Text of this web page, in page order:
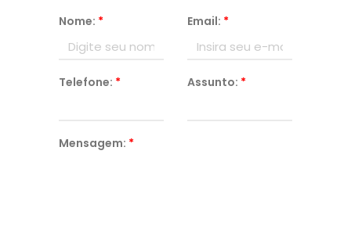
Nome: * Email: *
Telefone: * Assunto: *
Mensagem: *